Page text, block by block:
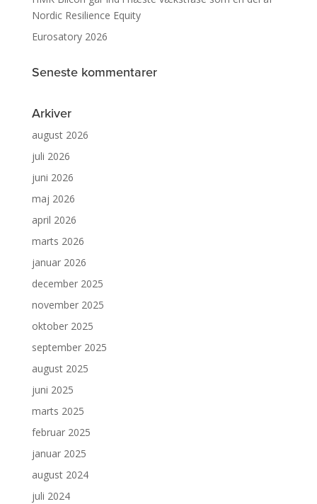
Nordic Resilience Equity
Eurosatory 2026
Seneste kommentarer
Arkiver
august 2026
juli 2026
juni 2026
maj 2026
april 2026
marts 2026
januar 2026
december 2025
november 2025
oktober 2025
september 2025
august 2025
juni 2025
marts 2025
februar 2025
januar 2025
august 2024
juli 2024